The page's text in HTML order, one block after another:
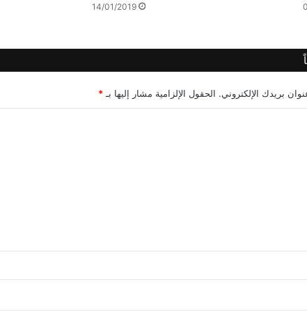
14/01/2019
بريدك الإلكتروني. الحقول الإلزامية مشار إليها بـ *